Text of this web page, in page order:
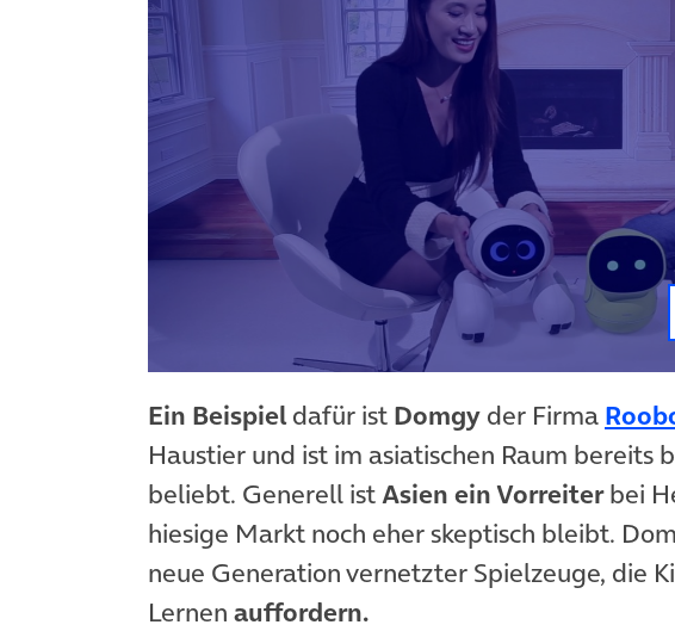
Ein Beispieldafür ist Domgy der Firma
Haustier und ist im asiatischen Raum bereits
beliebt. Generell istAsien ein Vorreiterbei
hiesige Markt noch eher skeptisch bleibt.
neue Generation vernetzter Spielzeuge, die
Lernen auffordern.